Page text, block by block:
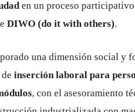
en un proceso participativo
DIWO (do it with others).
una dimensión social y
inserción laboral para
, con el asesoramiento